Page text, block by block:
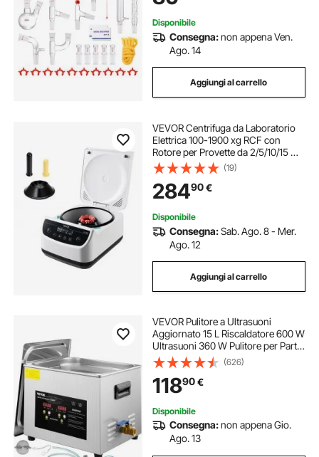
Disponibile
Consegna:non appena Ven.
Ago. 14
Aggiungi al carrello
VEVOR Centrifuga da Laboratorio
Elettrica 100-1900 xg RCF con
Rotore per Provette da 2/5/10/15 ml,
Velocità Regolabile da 500 a 4000
Giri/min, Bassa Rumorosità per
Esperimenti di Laboratorio
(19)
28490€
Disponibile
Consegna:Sab. Ago. 8 - Mer.
Ago. 12
Aggiungi al carrello
VEVOR Pulitore a Ultrasuoni
Aggiornato 15 L Riscaldatore 600 W
Ultrasuoni 360 W Pulitore per Parti
a Ultrasuoni da Laboratorio Digitale
con Temporizzatore per Pulizia di
Strumenti Dentali in Vetro
(626)
11890€
Disponibile
Consegna:non appena Gio.
Ago. 13